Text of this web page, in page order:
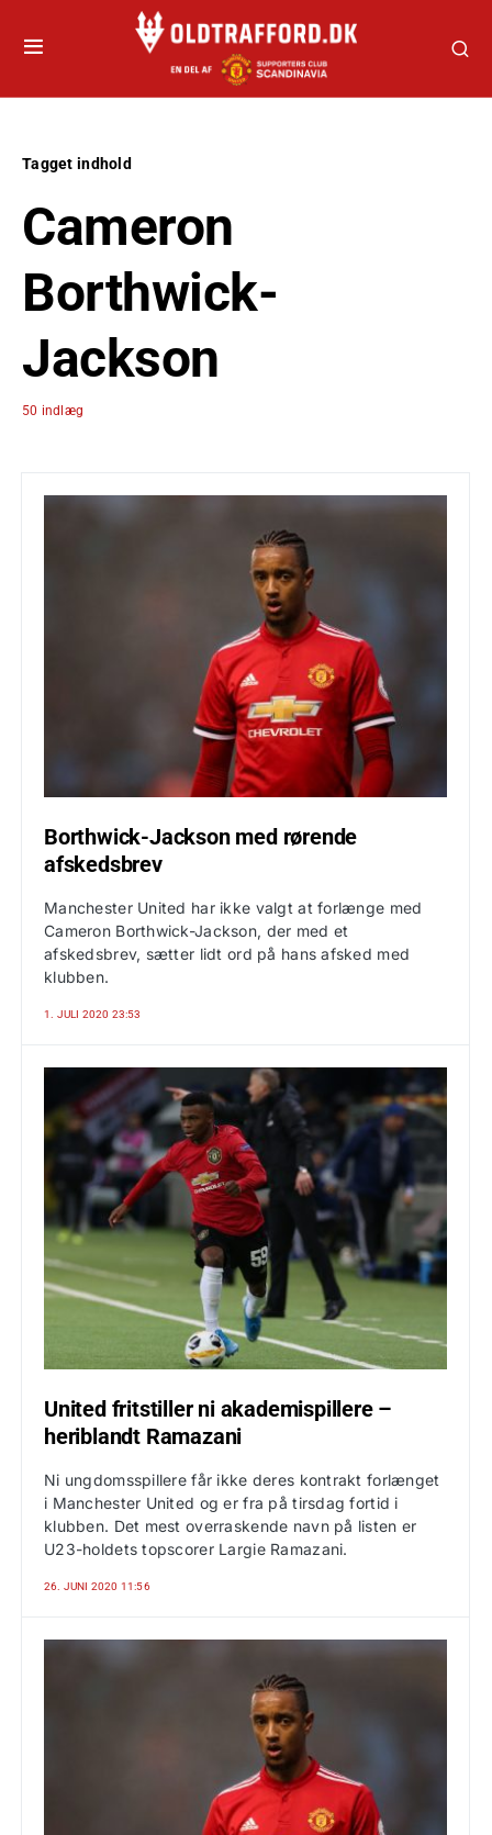
Tagget indhold
Cameron
Borthwick-
Jackson
50 indlæg
Borthwick-Jackson med rørende
afskedsbrev
Manchester United har ikke valgt at forlænge med
Cameron Borthwick-Jackson, der med et
afskedsbrev, sætter lidt ord på hans afsked med
klubben.
1. JULI 2020 23:53
United fritstiller ni akademispillere –
heriblandt Ramazani
Ni ungdomsspillere får ikke deres kontrakt forlænget
i Manchester United og er fra på tirsdag fortid i
klubben. Det mest overraskende navn på listen er
U23-holdets topscorer Largie Ramazani.
26. JUNI 2020 11:56